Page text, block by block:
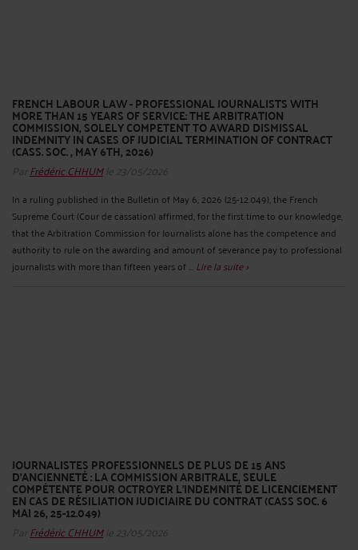
FRENCH LABOUR LAW - PROFESSIONAL JOURNALISTS WITH
MORE THAN 15 YEARS OF SERVICE: THE ARBITRATION
COMMISSION, SOLELY COMPETENT TO AWARD DISMISSAL
INDEMNITY IN CASES OF JUDICIAL TERMINATION OF CONTRACT
(CASS. SOC. , MAY 6TH, 2026)
Par Frédéric CHHUMle 23/05/2026
In a ruling published in the Bulletin of May 6, 2026 (25-12.049), the French
Supreme Court (Cour de cassation) affirmed, for the first time to our knowledge,
that the Arbitration Commission for Journalists alone has the competence and
authority to rule on the awarding and amount of severance pay to professional
journalists with more than fifteen years of ... Lire la suite >
JOURNALISTES PROFESSIONNELS DE PLUS DE 15 ANS
D’ANCIENNETÉ : LA COMMISSION ARBITRALE, SEULE
COMPÉTENTE POUR OCTROYER L’INDEMNITÉ DE LICENCIEMENT
EN CAS DE RÉSILIATION JUDICIAIRE DU CONTRAT (CASS SOC. 6
MAI 26, 25-12.049)
Par Frédéric CHHUMle 23/05/2026